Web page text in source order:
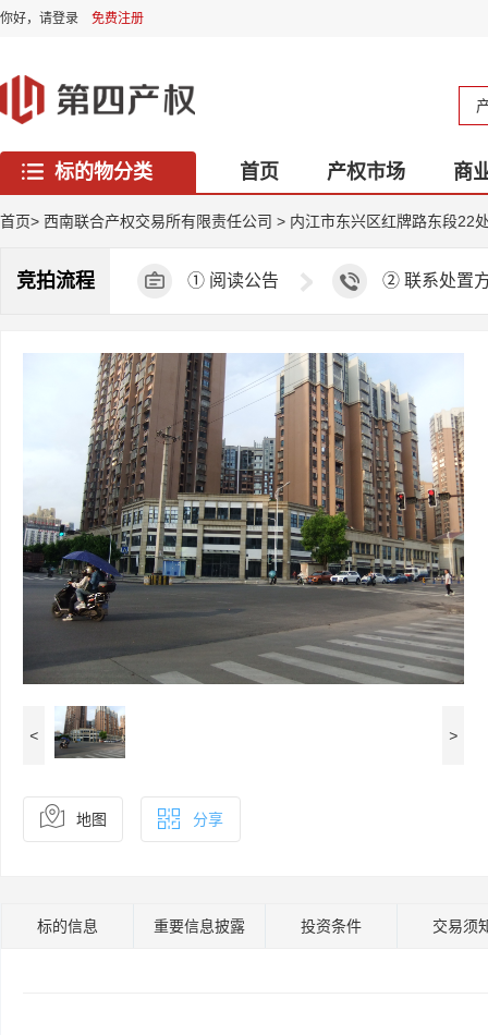
你好， 请登录 免费注册
标的物分类 首页 产权市场
商
西藏专区
首页> 西南联合产权交易所有限责任公司 > 内江市东兴区红牌路东段22
竞拍流程 ① 阅读公告 ② 联系处置
< >
地图 分享
标的信息 重要信息披露 投资条件 交易须